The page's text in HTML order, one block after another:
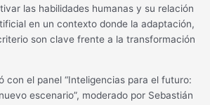
las habilidades humanas y su relación
en un contexto donde la adaptación,
son clave frente a la transformación
con el panel “Inteligencias para el futuro:
escenario”, moderado por Sebastián